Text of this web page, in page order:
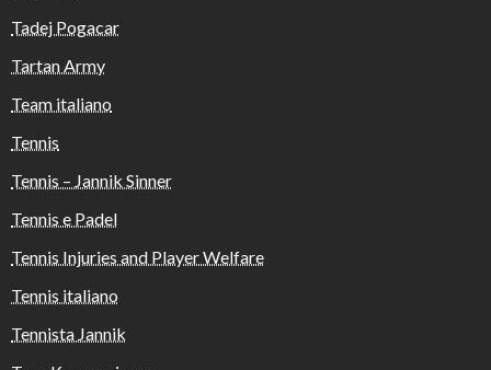
Tadej Pogacar
Tartan Army
Team italiano
Tennis
Tennis – Jannik Sinner
Tennis e Padel
Tennis Injuries and Player Welfare
Tennis italiano
Tennista Jannik